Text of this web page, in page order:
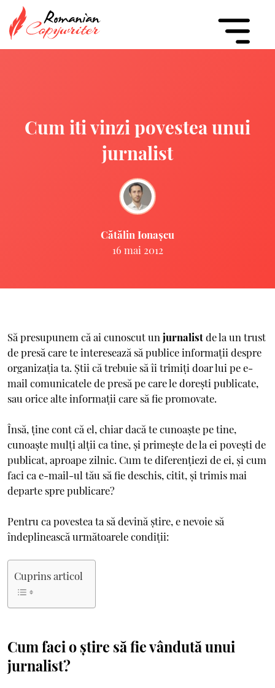
Cum iti vinzi povestea unui
jurnalist
Cătălin Ionașcu
16 mai 2012
Să presupunem că ai cunoscut un jurnalistde la un trust
de presă care te interesează să publice informații despre
organizația ta. Știi că trebuie să îi trimiți doar lui pe e-
mail comunicatele de presă pe care le dorești publicate,
sau orice alte informații care să fie promovate.
Însă, ține cont că el, chiar dacă te cunoaște pe tine,
cunoaște mulți alții ca tine, și primește de la ei povești de
publicat, aproape zilnic. Cum te diferențiezi de ei, și cum
faci ca e-mail-ul tău să fie deschis, citit, și trimis mai
departe spre publicare?
Pentru ca povestea ta să devină știre, e nevoie să
îndeplinească următoarele condiții:
Cuprins articol
Cum faci o știre să fie vândută unui
jurnalist?